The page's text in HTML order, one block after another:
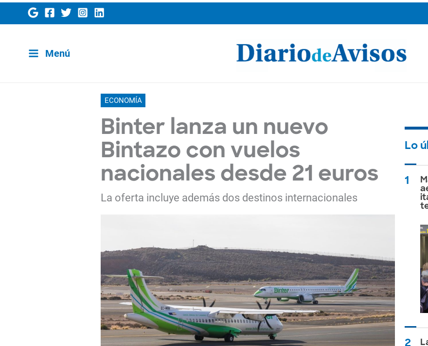
Ir
contenido
Menú
ECONOMÍA
Binter lanza un nuevo
Bintazo con vuelos
nacionales desde 21 euros
La oferta incluye además dos destinos internacionales
Lo
1